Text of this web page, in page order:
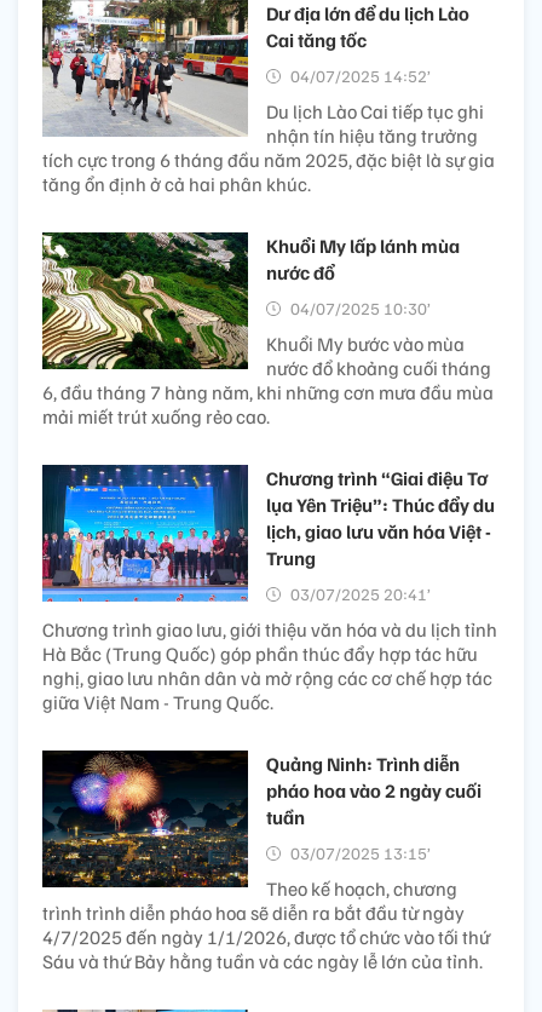
Dư địa lớn để du lịch Lào
Cai tăng tốc
04/07/2025 14:52’
Du lịch Lào Cai tiếp tục ghi
nhận tín hiệu tăng trưởng
tích cực trong 6 tháng đầu năm 2025, đặc biệt là sự gia
tăng ổn định ở cả hai phân khúc.
Khuổi My lấp lánh mùa
nước đổ
04/07/2025 10:30’
Khuổi My bước vào mùa
nước đổ khoảng cuối tháng
6, đầu tháng 7 hàng năm, khi những cơn mưa đầu mùa
mải miết trút xuống rẻo cao.
Chương trình “Giai điệu Tơ
lụa Yên Triệu”: Thúc đẩy du
lịch, giao lưu văn hóa Việt -
Trung
03/07/2025 20:41’
Chương trình giao lưu, giới thiệu văn hóa và du lịch tỉnh
Hà Bắc (Trung Quốc) góp phần thúc đẩy hợp tác hữu
nghị, giao lưu nhân dân và mở rộng các cơ chế hợp tác
giữa Việt Nam - Trung Quốc.
Quảng Ninh: Trình diễn
pháo hoa vào 2 ngày cuối
tuần
03/07/2025 13:15’
Theo kế hoạch, chương
trình trình diễn pháo hoa sẽ diễn ra bắt đầu từ ngày
4/7/2025 đến ngày 1/1/2026, được tổ chức vào tối thứ
Sáu và thứ Bảy hằng tuần và các ngày lễ lớn của tỉnh.